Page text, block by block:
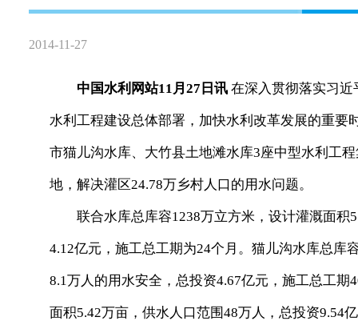
2014-11-27
中国水利网站11月27日讯 在深入贯彻落实习
水利工程建设总体部署，加快水利改革发展的重要
市猫儿沟水库、大竹县土地滩水库3座中型水利工
地，解决灌区24.78万乡村人口的用水问题。
联合水库总库容1238万立方米，设计灌溉面积
4.12亿元，施工总工期为24个月。猫儿沟水库总库
8.1万人的用水安全，总投资4.67亿元，施工总工
面积5.42万亩，供水人口范围48万人，总投资9.54